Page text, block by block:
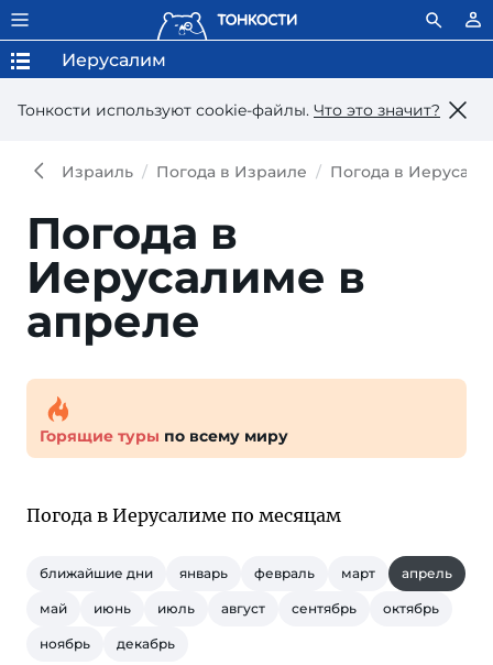
Тонкости используют сookie-файлы. Что это значит?
Иерусалим
Израиль Погода в Израиле Погода в
Погода в
Иерусалиме в
апреле
Горящие туры по всему миру
Погода в Иерусалиме по месяцам
ближайшие дни январь февраль март апрель
май июнь июль август сентябрь октябрь
ноябрь декабрь